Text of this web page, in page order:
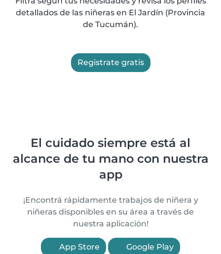
detallados de las niñeras en El Jardín (Provincia
de Tucumán).
Registrate gratis
El cuidado siempre está al
alcance de tu mano con nuestra
app
¡Encontrá rápidamente trabajos de niñera y
niñeras disponibles en su área a través de
nuestra aplicación!
App Store Google Play